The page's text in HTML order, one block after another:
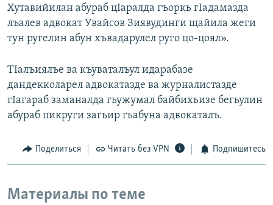
Хутавийилан абураб цIаралда гъоркь гIадамазда
лъалев адвокат Увайсов Зиявудинги щайила жеги
тун ругелин абун хъвадарулел руго цо-цоял».
ТIалъиялъе ва къуваталъул идарабазе
дандекколарел адвокатазде ва журналистазде
гIагараб заманалда гьужумал байбихьизе бегьулин
абураб пикруги загьир гьабуна адвокаталъ.
Поделиться Читать без VPN Подпишитесь
Материалы по теме